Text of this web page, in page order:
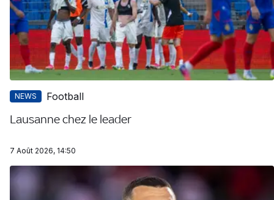
NEWS Football
Lausanne chez le leader
7 Août 2026, 14:50